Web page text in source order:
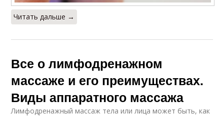
Читать дальше →
Все о лимфодренажном
массаже и его преимуществах.
Виды аппаратного массажа
Лимфодренажный массаж тела или лица может быть, как